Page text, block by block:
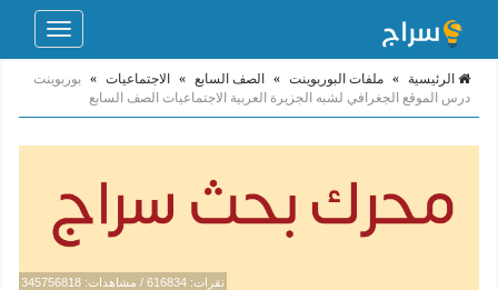
Toggle
الرئيسية » ملفات البوربوينت » الصف السابع » الاجتماعيات » بوربوينت
درس الموقع الجغرافي لشبه الجزيرة العربية الاجتماعيات الصف السابع
نقرات: 616834 / مشاهدات: 345756818